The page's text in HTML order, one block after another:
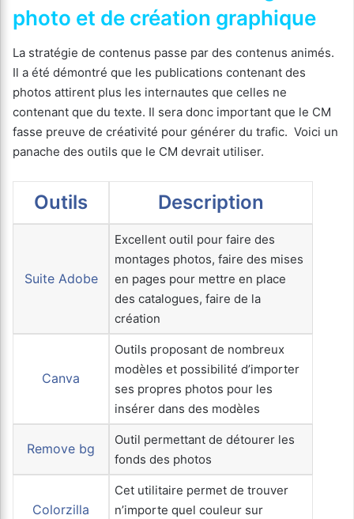
photo et de création graphique
La stratégie de contenus passe par des contenus animés.
Il a été démontré que les publications contenant des
photos attirent plus les internautes que celles ne
contenant que du texte. Il sera donc important que le CM
fasse preuve de créativité pour générer du trafic. Voici un
panache des outils que le CM devrait utiliser.
Outils Description
Suite Adobe
Excellent outil pour faire des
montages photos, faire des mises
en pages pour mettre en place
des catalogues, faire de la
création
Canva
Outils proposant de nombreux
modèles et possibilité d’importer
ses propres photos pour les
insérer dans des modèles
Remove bg
Outil permettant de détourer les
fonds des photos
Colorzilla
Cet utilitaire permet de trouver
n’importe quel couleur sur